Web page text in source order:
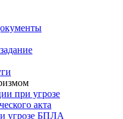
при угрозе
акта
угрозе БПЛА